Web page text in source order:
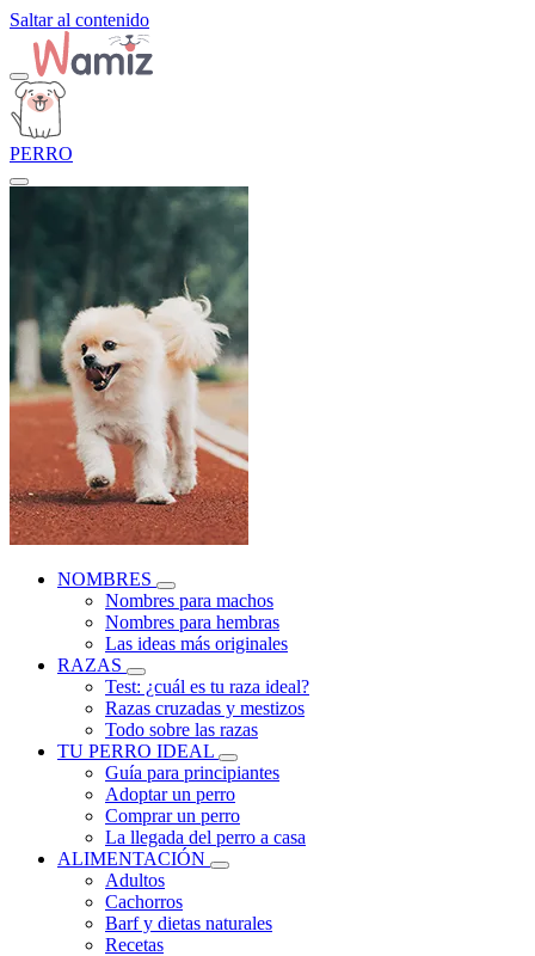
Saltar al contenido
PERRO
NOMBRES
Nombres para machos
Nombres para hembras
Las ideas más originales
RAZAS
Test: ¿cuál es tu raza ideal?
Razas cruzadas y mestizos
Todo sobre las razas
TU PERRO IDEAL
Guía para principiantes
Adoptar un perro
Comprar un perro
La llegada del perro a casa
ALIMENTACIÓN
Adultos
Cachorros
Barf y dietas naturales
Recetas